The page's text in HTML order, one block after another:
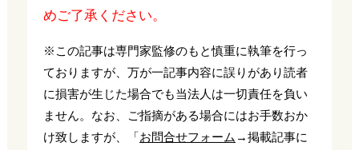
めご了承ください。
※この記事は専門家監修のもと慎重に執筆を行っ
ておりますが、万が一記事内容に誤りがあり読者
に損害が生じた場合でも当法人は一切責任を負い
ません。なお、ご指摘がある場合にはお手数おか
け致しますが、「お問合せフォーム →掲載記事に